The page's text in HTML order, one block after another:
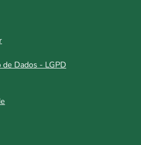
Dados - LGPD